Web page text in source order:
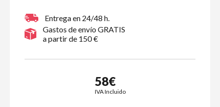
Entrega en 24/48 h.
Gastos de envío GRATIS
a partir de 150 €
58€
IVA Incluido